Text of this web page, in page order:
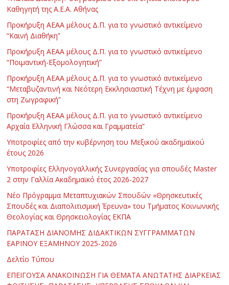
Καθηγητή της Α.Ε.Α. Αθήνας
Προκήρυξη ΑΕΑΑ μέλους Δ.Π. για το γνωστικό αντικείμενο
“Καινή Διαθήκη”
Προκήρυξη ΑΕΑΑ μέλους Δ.Π. για το γνωστικό αντικείμενο
“Ποιμαντική-Εξομολογητική”
Προκήρυξη ΑΕΑΑ μέλους Δ.Π. για το γνωστικό αντικείμενο
“Μεταβυζαντινή και Νεότερη Εκκλησιαστική Τέχνη με έμφαση
στη Ζωγραφική”
Προκήρυξη ΑΕΑΑ μέλους Δ.Π. για το γνωστικό αντικείμενο
Αρχαία Ελληνική Γλώσσα και Γραμματεία”
Υποτροφίες από την κυβέρνηση του Μεξικού ακαδημαϊκού
έτους 2026
Υποτροφίες Ελληνογαλλικής Συνεργασίας για σπουδές Master
2 στην Γαλλία Ακαδημαϊκό έτος 2026-2027
Νέο Πρόγραμμα Μεταπτυχιακών Σπουδών «Θρησκευτικές
Σπουδές και Διαπολιτισμική Έρευνα» του Τμήματος Κοινωνικής
Θεολογίας και Θρησκειολογίας ΕΚΠΑ
ΠΑΡΑΤΑΣΗ ΔΙΑΝΟΜΗΣ ΔΙΔΑΚΤΙΚΩΝ ΣΥΓΓΡΑΜΜΑΤΩΝ
ΕΑΡΙΝΟΥ ΕΞΑΜΗΝΟΥ 2025-2026
Δελτίο Τύπου
ΕΠΕΙΓΟΥΣΑ ΑΝΑΚΟΙΝΩΣΗ ΓΙΑ ΘΕΜΑΤΑ ΑΝΩΤΑΤΗΣ ΔΙΑΡΚΕΙΑΣ